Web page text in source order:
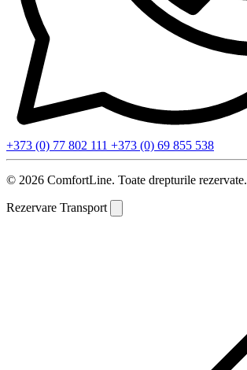
+373 (0) 77 802 111 +373 (0) 69 855 538
© 2026 ComfortLine. Toate drepturile rezervate.
Rezervare Transport